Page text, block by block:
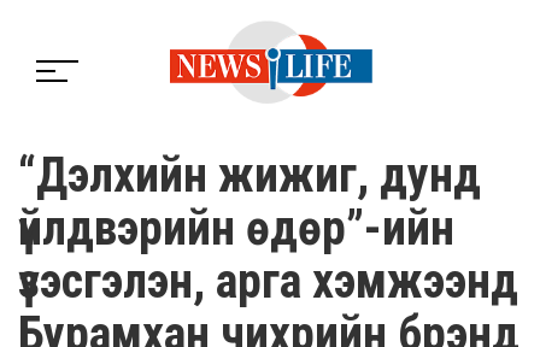
“Дэлхийн жижиг, дунд
үйлдвэрийн өдөр”-ийн
үзэсгэлэн, арга хэмжээнд
Бурамхан чихрийн брэнд